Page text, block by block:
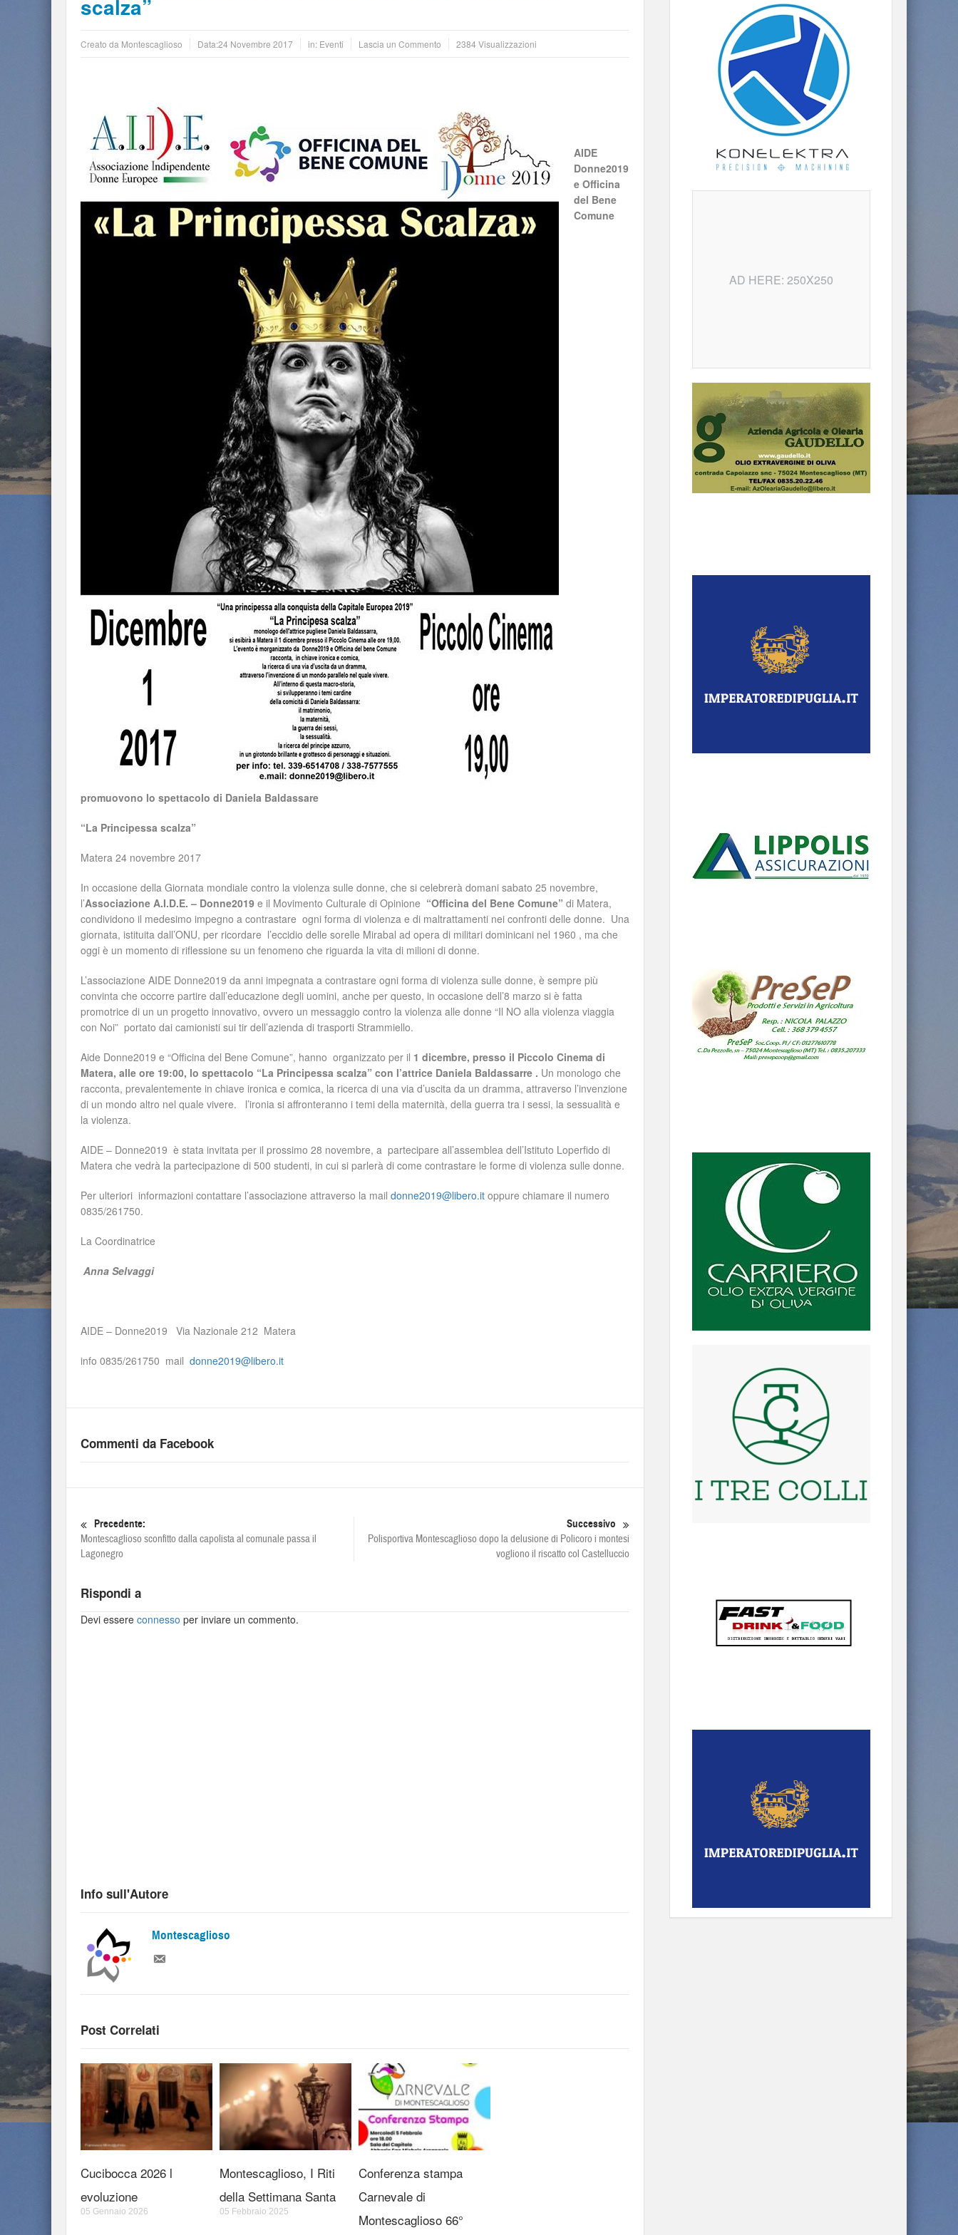
scalza”
Creato da Montescaglioso Data:24 Novembre 2017 in: Eventi Lascia un Commento 2384 Visualizzazioni
AIDE
Donne2019
e Officina
del Bene
Comune
promuovono lo spettacolo di Daniela Baldassare
“La Principessa scalza”
Matera 24 novembre 2017
In occasione della Giornata mondiale contro la violenza sulle donne, che si celebrerà domani sabato 25 novembre,
l’Associazione A.I.D.E. – Donne2019 e il Movimento Culturale di Opinione “Officina del Bene Comune” di Matera,
condividono il medesimo impegno a contrastare ogni forma di violenza e di maltrattamenti nei confronti delle donne. Una
giornata, istituita dall’ONU, per ricordare l’eccidio delle sorelle Mirabal ad opera di militari dominicani nel 1960 , ma che
oggi è un momento di riflessione su un fenomeno che riguarda la vita di milioni di donne.
L’associazione AIDE Donne2019 da anni impegnata a contrastare ogni forma di violenza sulle donne, è sempre più
convinta che occorre partire dall’educazione degli uomini, anche per questo, in occasione dell’8 marzo si è fatta
promotrice di un un progetto innovativo, ovvero un messaggio contro la violenza alle donne “Il NO alla violenza viaggia
con Noi” portato dai camionisti sui tir dell’azienda di trasporti Strammiello.
Aide Donne2019 e “Officina del Bene Comune”, hanno organizzato per il 1 dicembre, presso il Piccolo Cinema di
Matera, alle ore 19:00, lo spettacolo “La Principessa scalza” con l’attrice Daniela Baldassarre . Un monologo che
racconta, prevalentemente in chiave ironica e comica, la ricerca di una via d’uscita da un dramma, attraverso l’invenzione
di un mondo altro nel quale vivere. l’ironia si affronteranno i temi della maternità, della guerra tra i sessi, la sessualità e
la violenza.
AIDE – Donne2019 è stata invitata per il prossimo 28 novembre, a partecipare all’assemblea dell’Istituto Loperfido di
Matera che vedrà la partecipazione di 500 studenti, in cui si parlerà di come contrastare le forme di violenza sulle donne.
Per ulteriori informazioni contattare l’associazione attraverso la mail donne2019@libero.it oppure chiamare il numero
0835/261750.
La Coordinatrice
Anna Selvaggi
AIDE – Donne2019 Via Nazionale 212 Matera
info 0835/261750 mail donne2019@libero.it
Commenti da Facebook
Precedente:
Montescaglioso sconfitto dalla capolista al comunale passa il
Lagonegro
Successivo
Polisportiva Montescaglioso dopo la delusione di Policoro i montesi
vogliono il riscatto col Castelluccio
Rispondi a
Devi essere connesso per inviare un commento.
Info sull'Autore
Montescaglioso
Post Correlati
Cucibocca 2026 l
evoluzione
05 Gennaio 2026
Montescaglioso, I Riti
della Settimana Santa
05 Febbraio 2025
Conferenza stampa
Carnevale di
Montescaglioso 66°
AD HERE: 250X250